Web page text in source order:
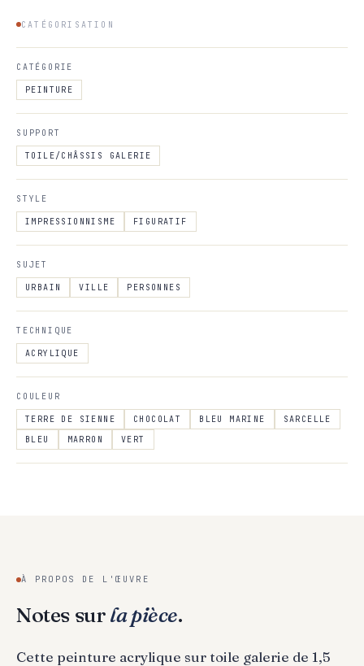
CATÉGORISATION
CATÉGORIE
PEINTURE
SUPPORT
TOILE/CHÂSSIS GALERIE
STYLE
IMPRESSIONNISME FIGURATIF
SUJET
URBAIN VILLE PERSONNES
TECHNIQUE
ACRYLIQUE
COULEUR
TERRE DE SIENNE CHOCOLAT BLEU MARINE
SARCELLE
BLEU
MARRON VERT
À PROPOS DE L'ŒUVRE
Notes surla pièce.
Cette peinture acrylique sur toile galerie de 1,5